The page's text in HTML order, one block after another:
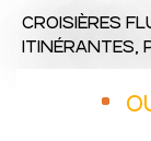
CROISIÈRES
ITINÉRANTES,